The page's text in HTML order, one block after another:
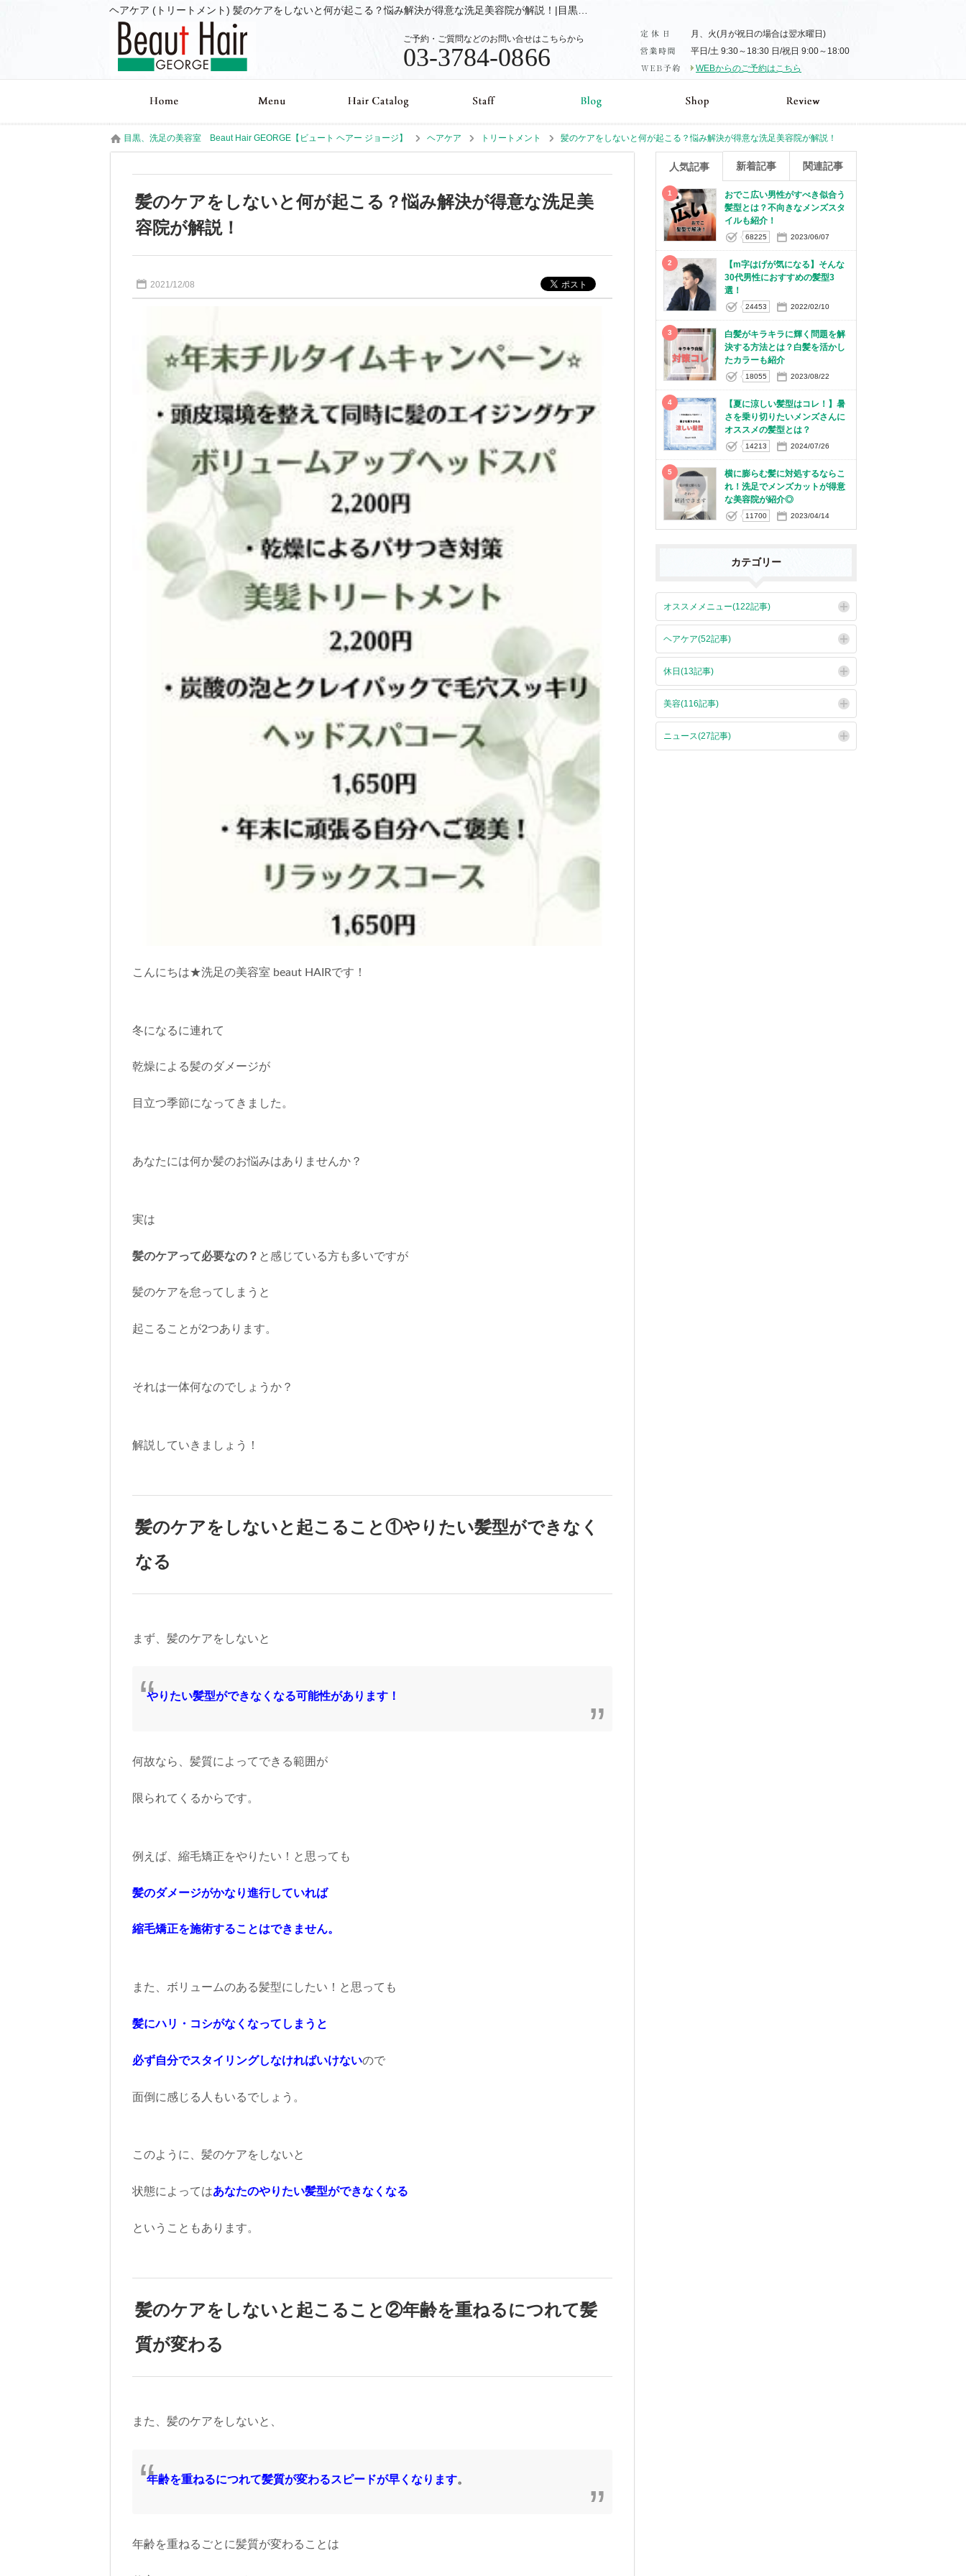
月、火(月が祝日の場合は翌水曜日)
平日/土 9:30～18:30 日/祝日 9:00～18:00
WEBからのご予約はこちら
ご予約・ご質問などのお問い合せはこちらから
03-3784-0866
目黒、洗足の美容室 Beaut Hair GEORGE【ビュート ヘアー ジョージ】 ヘアケア トリートメント 髪のケアをしないと何が起こる？悩み解決が得意な洗足美容院が解説！
髪のケアをしないと何が起こる？悩み解決が得意な洗足美
容院が解説！
2021/12/08
こんにちは★洗足の美容室 beaut HAIRです！
冬になるに連れて
乾燥による髪のダメージが
目立つ季節になってきました。
あなたには何か髪のお悩みはありませんか？
実は
髪のケアって必要なの？ と感じている方も多いですが
髪のケアを怠ってしまうと
起こることが2つあります。
それは一体何なのでしょうか？
解説していきましょう！
髪のケアをしないと起こること①やりたい髪型ができなく
なる
まず、髪のケアをしないと
やりたい髪型ができなくなる可能性があります！
何故なら、髪質によってできる範囲が
限られてくるからです。
例えば、縮毛矯正をやりたい！と思っても
髪のダメージがかなり進行していれば
縮毛矯正を施術することはできません。
また、ボリュームのある髪型にしたい！と思っても
髪にハリ・コシがなくなってしまうと
必ず自分でスタイリングしなければいけないので
面倒に感じる人もいるでしょう。
このように、髪のケアをしないと
状態によってはあなたのやりたい髪型ができなくなる
ということもあります。
髪のケアをしないと起こること②年齢を重ねるにつれて髪
質が変わる
また、髪のケアをしないと、
年齢を重ねるにつれて髪質が変わるスピードが早くなります。
年齢を重ねるごとに髪質が変わることは
人気記事 新着記事 関連記事
1
おでこ広い男性がすべき似合う
髪型とは？不向きなメンズスタ
イルも紹介！
68225 2023/06/07
2
【m字はげが気になる】そんな
30代男性におすすめの髪型3
選！
24453 2022/02/10
3
白髪がキラキラに輝く問題を解
決する方法とは？白髪を活かし
たカラーも紹介
18055 2023/08/22
4
【夏に涼しい髪型はコレ！】暑
さを乗り切りたいメンズさんに
オススメの髪型とは？
14213 2024/07/26
5
横に膨らむ髪に対処するならこ
れ！洗足でメンズカットが得意
な美容院が紹介◎
11700 2023/04/14
カテゴリー
オススメメニュー(122記事)
ヘアケア(52記事)
休日(13記事)
美容(116記事)
ニュース(27記事)